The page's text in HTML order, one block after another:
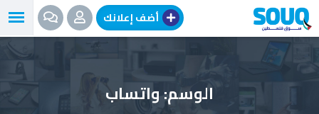
انتقل
إلى
المحتوى
أضف إعلانك
الوسم:واتساب